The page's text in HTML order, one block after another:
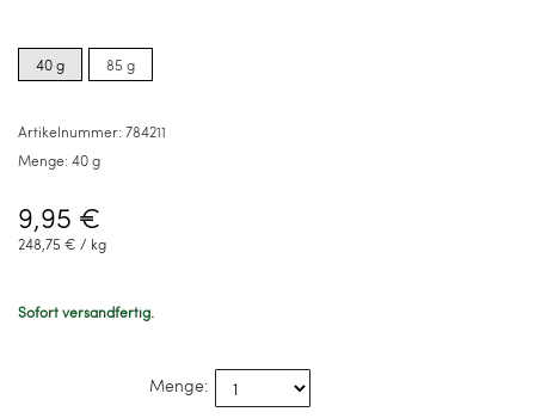
options
for40 g
options
for85 g
Artikelnummer: 784211
Menge: 40 g
9,95 €
248,75 € / kg
Sofort versandfertig.
Menge: